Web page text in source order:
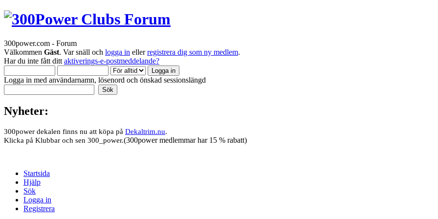
300power.com - Forum
Välkommen Gäst. Var snäll och logga in ellerregistrera dig som ny medlem.
Har du inte fått ditt aktiverings-e-postmeddelande?
Logga in med användarnamn, lösenord och önskad sessionslängd
Nyheter:
300power dekalen finns nu att köpa på Dekaltrim.nu.
Klicka på Klubbar och sen 300_power.(300power medlemmar har 15 % rabatt)
Startsida
Hjälp
Sök
Logga in
Registrera